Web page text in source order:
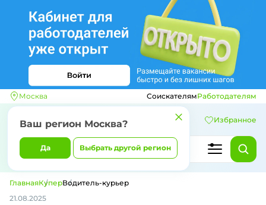
Москва
Ваш регион Москва?
Да Выбрать другой регион
СоискателямРаботодателям
Избранное
ГлавнаяКуперВодитель-курьер
21.08.2025